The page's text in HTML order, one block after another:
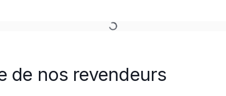
de nos revendeurs